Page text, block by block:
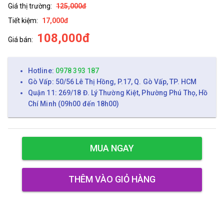
Giá thị trường: 125,000đ
Tiết kiệm:
17,000đ
Giá bán: 108,000đ
Hotline: 0978 393 187
Gò Vấp: 50/56 Lê Thị Hồng, P.17, Q. Gò Vấp, TP. HCM
Quận 11: 269/18 Đ. Lý Thường Kiệt, Phường Phú Thọ, Hồ
Chí Minh (09h00 đến 18h00)
MUA NGAY
THÊM VÀO GIỎ HÀNG